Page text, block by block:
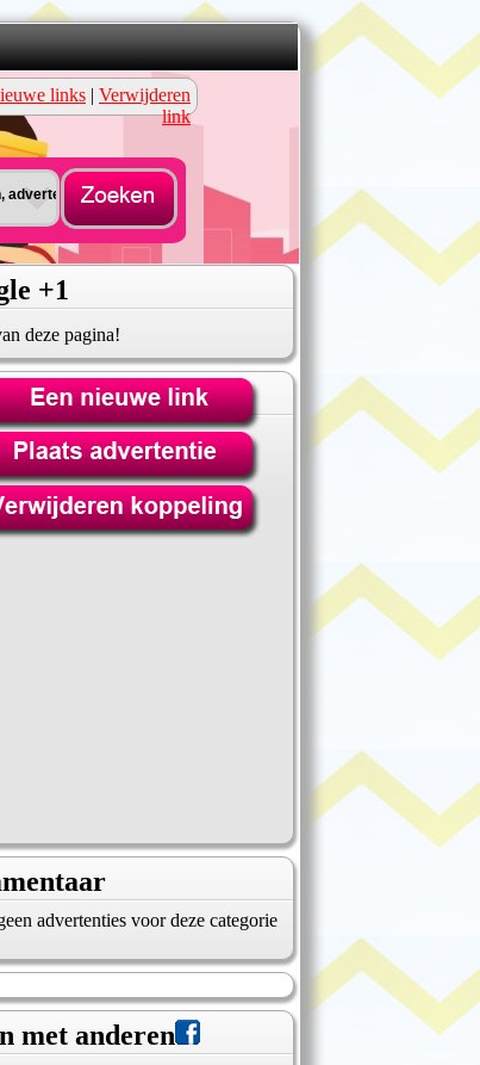
links | Verwijderen
link
+1
deze pagina!
advertenties voor deze categorie
met anderen